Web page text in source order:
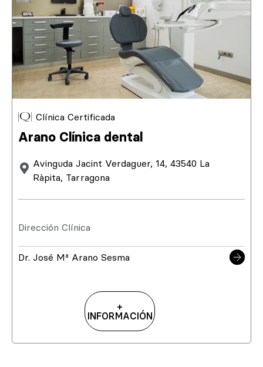
Clínica Certificada
Arano Clínica dental
Avinguda Jacint Verdaguer, 14, 43540 La
Ràpita, Tarragona
Dirección Clínica
Dr. José Mª Arano Sesma
+
INFORMACIÓN